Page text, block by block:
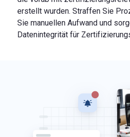
erstellt wurden. Straffen Sie
Sie manuellen Aufwand und
Datenintegrität für